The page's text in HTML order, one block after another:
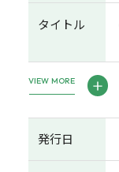
タイトル
VIEW MORE
発行日